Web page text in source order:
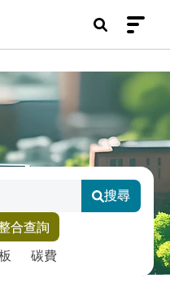
搜尋
合查詢
選擇下方智慧標籤快速
碳費